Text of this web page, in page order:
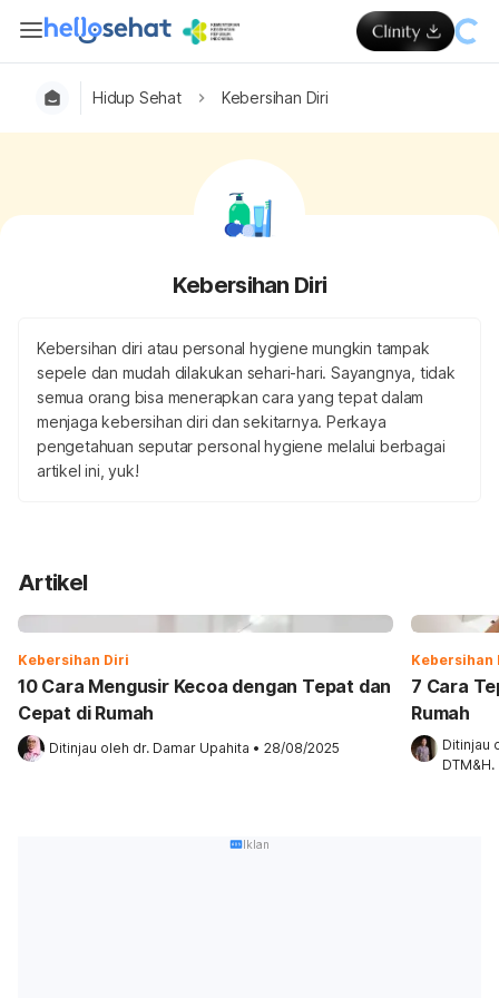
Hidup Sehat Kebersihan Diri
Kebersihan Diri
Kebersihan diri atau personal hygiene mungkin tampak
sepele dan mudah dilakukan sehari-hari. Sayangnya, tidak
semua orang bisa menerapkan cara yang tepat dalam
menjaga kebersihan diri dan sekitarnya. Perkaya
pengetahuan seputar personal hygiene melalui berbagai
artikel ini, yuk!
Artikel
Kebersihan Diri
10 Cara Mengusir Kecoa dengan Tepat dan
Cepat di Rumah
Ditinjau oleh dr. Damar Upahita • 28/08/2025
Kebersihan
7 Cara
Rumah
Ditinjau
DTM&H.
Iklan